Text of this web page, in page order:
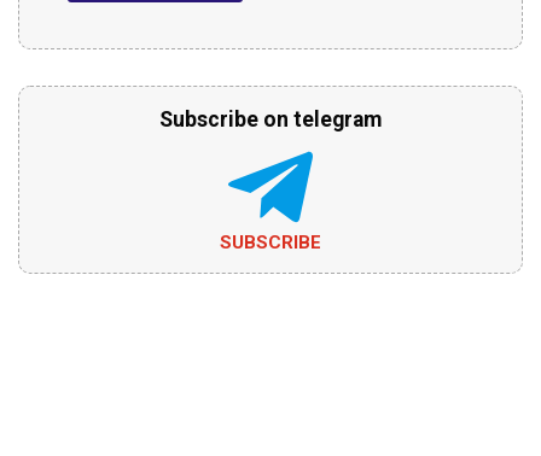
Subscribe on telegram
SUBSCRIBE